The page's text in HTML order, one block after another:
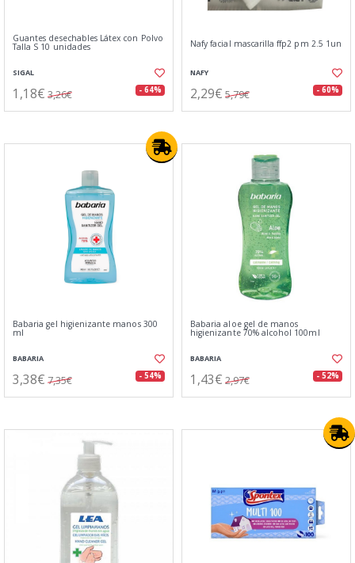
Guantes desechables Látex con Polvo
Talla S 10 unidades
SIGAL
1,18€ 3,26€ - 64%
Nafy facial mascarilla ffp2 pm 2.5 1un
NAFY
2,29€ 5,79€ - 60%
Babaria gel higienizante manos 300
ml
BABARIA
3,38€ 7,35€ - 54%
Babaria aloe gel de manos
higienizante 70% alcohol 100ml
BABARIA
1,43€ 2,97€ - 52%